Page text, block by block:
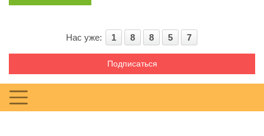
Нас уже: 1 8 8 5 7
Подписаться